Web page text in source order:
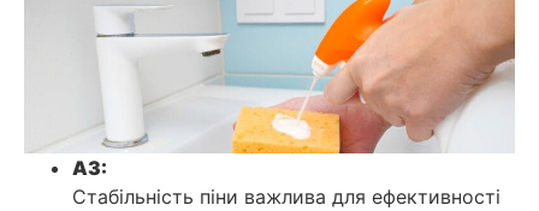
A3:
Стабільність піни важлива для ефективності